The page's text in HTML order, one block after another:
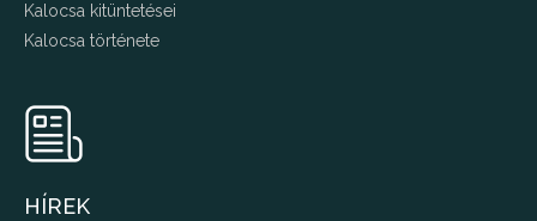
Kalocsa kitüntetései
Kalocsa története
HÍREK